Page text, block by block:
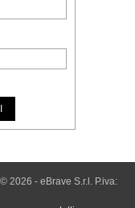
2026 - eBrave S.r.l. P.iva: